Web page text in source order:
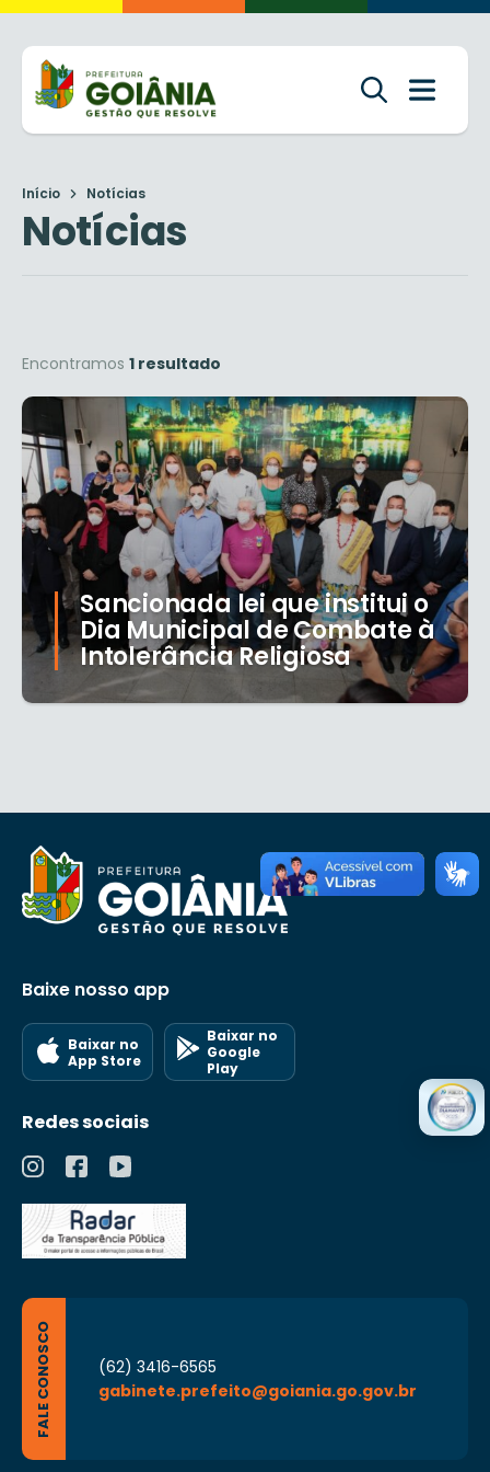
Início Notícias
Notícias
Encontramos 1 resultado
Sancionada lei que institui o
Dia Municipal de Combate à
Intolerância Religiosa
Baixe nosso app
Baixar no
App Store
Baixar no
Google
Play
Redes sociais
FALE CONOSCO
(62) 3416-6565
gabinete.prefeito@goiania.go.gov.br